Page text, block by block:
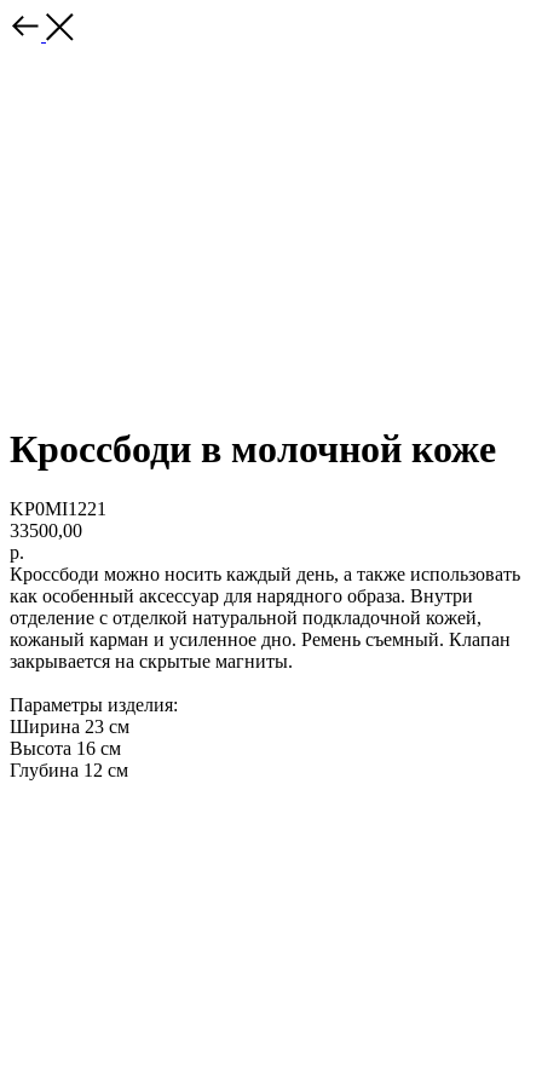
Кроссбоди в молочной коже
KP0MI1221
33500,00
р.
Кроссбоди можно носить каждый день, а также использовать
как особенный аксессуар для нарядного образа. Внутри
отделение с отделкой натуральной подкладочной кожей,
кожаный карман и усиленное дно. Ремень съемный. Клапан
закрывается на скрытые магниты.
Параметры изделия:
Ширина 23 см
Высота 16 см
Глубина 12 см